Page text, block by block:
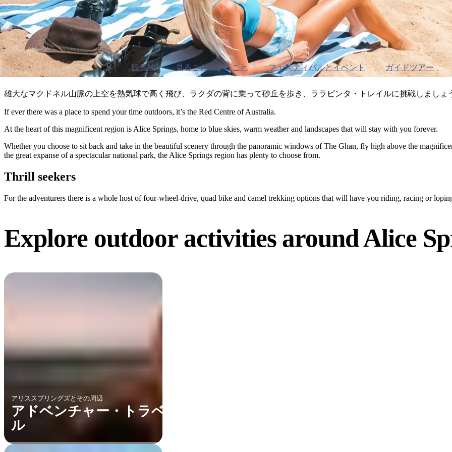
観光地 見ることとすること フェスティバルとイベント ガイドツアー
雄大なマクドネル山脈の上空を熱気球で高く飛び、ラクダの背に乗って砂丘を歩き、ララピンタ・トレイルに挑戦しましょ
If ever there was a place to spend your time outdoors, it’s the Red Centre of Australia.
At the heart of this magnificent region is Alice Springs, home to blue skies, warm weather and landscapes that will stay with you forever.
Whether you choose to sit back and take in the beautiful scenery through the panoramic windows of The Ghan, fly high above the
the great expanse of a spectacular national park, the Alice Springs region has plenty to choose from.
Thrill seekers
For the adventurers there is a whole host of four-wheel-drive, quad bike and camel trekking options that will have you riding, racing or
Explore outdoor activities around Alice
アリススプリングズとその周辺
アドベンチャー・トラベ
ル